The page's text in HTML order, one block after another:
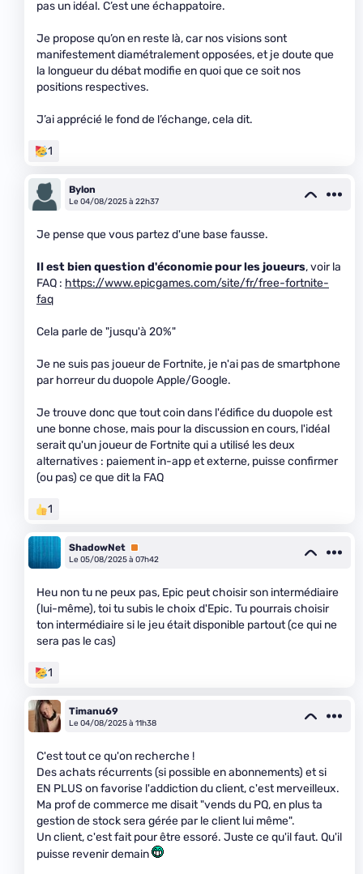
pas un idéal. C’est une échappatoire.
Je propose qu’on en reste là, car nos visions sont
manifestement diamétralement opposées, et je doute que
la longueur du débat modifie en quoi que ce soit nos
positions respectives.
J’ai apprécié le fond de l’échange, cela dit.
1
Bylon
Le 04/08/2025 à 22h37
Je pense que vous partez d'une base fausse.
Il est bien question d'économie pour les joueurs, voir la
FAQ : https://www.epicgames.com/site/fr/free-fortnite-
faq
Cela parle de "jusqu'à 20%"
Je ne suis pas joueur de Fortnite, je n'ai pas de smartphone
par horreur du duopole Apple/Google.
Je trouve donc que tout coin dans l'édifice du duopole est
une bonne chose, mais pour la discussion en cours, l'idéal
serait qu'un joueur de Fortnite qui a utilisé les deux
alternatives : paiement in-app et externe, puisse confirmer
(ou pas) ce que dit la FAQ
1
ShadowNet Premium
Le 05/08/2025 à 07h42
Heu non tu ne peux pas, Epic peut choisir son intermédiaire
(lui-même), toi tu subis le choix d'Epic. Tu pourrais choisir
ton intermédiaire si le jeu était disponible partout (ce qui ne
sera pas le cas)
1
Timanu69
Le 04/08/2025 à 11h38
C'est tout ce qu'on recherche !
Des achats récurrents (si possible en abonnements) et si
EN PLUS on favorise l'addiction du client, c'est merveilleux.
Ma prof de commerce me disait "vends du PQ, en plus ta
gestion de stock sera gérée par le client lui même".
Un client, c'est fait pour être essoré. Juste ce qu'il faut. Qu'il
puisse revenir demain